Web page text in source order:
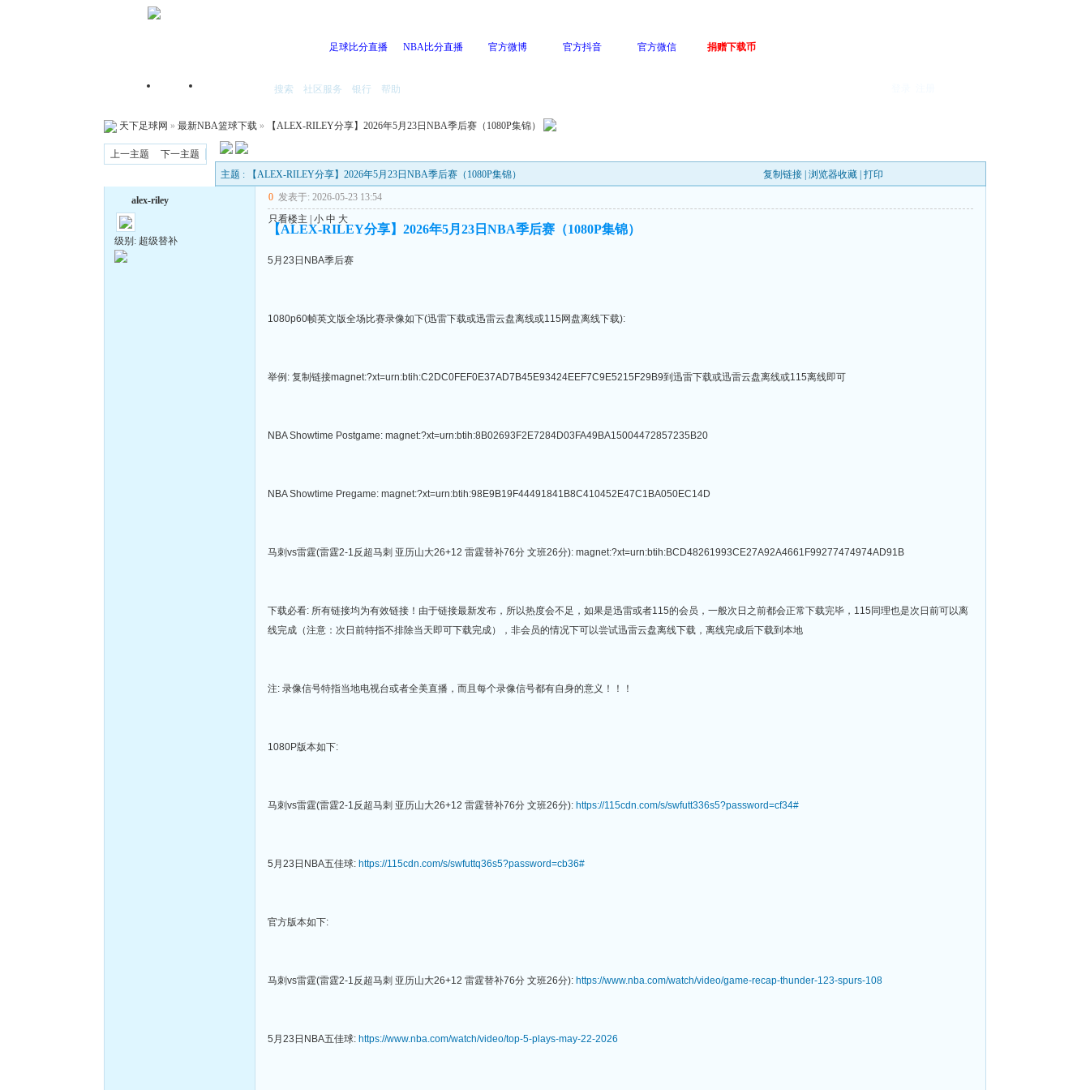
足球比分直播 NBA比分直播 官方微博 官方抖音 官方微信 捐赠下载币
首页 搜索 社区服务 银行 帮助
天下足球网 » 最新NBA篮球下载 » 【ALEX-RILEY分享】2026年5月23日NBA季后赛（1080P集锦）
上一主题
下一主题
主题 : 【ALEX-RILEY分享】2026年5月23日NBA季后赛（1080P集锦）
复制链接| 浏览器收藏| 打印
alex-riley
级别: 超级替补
0 发表于: 2026-05-23 13:54
只看楼主
小 中 大
【ALEX-RILEY分享】2026年5月23日NBA季后赛（1080P集锦）
5月23日NBA季后赛
1080p60帧英文版全场比赛录像如下(迅雷下载或迅雷云盘离线或115网盘离线下载):
举例: 复制链接magnet:?xt=urn:btih:C2DC0FEF0E37AD7B45E93424EEF7C9E5215F29B9到迅雷下载或迅雷云盘离线或115离线即可
NBA Showtime Postgame: magnet:?xt=urn:btih:8B02693F2E7284D03FA49BA15004472857235B20
NBA Showtime Pregame: magnet:?xt=urn:btih:98E9B19F44491841B8C410452E47C1BA050EC14D
马刺vs雷霆(雷霆2-1反超马刺 亚历山大26+12 雷霆替补76分 文班26分): magnet:?xt=urn:btih:BCD48261993CE27A92A4661F99277474974AD91B
下载必看: 所有链接均为有效链接！由于链接最新发布，所以热度会不足，如果是迅雷或者115的会员，一般次日之前都会正常下载完毕，115同理也是次日前可以离
线完成（注意：次日前特指不排除当天即可下载完成），非会员的情况下可以尝试迅雷云盘离线下载，离线完成后下载到本地
注: 录像信号特指当地电视台或者全美直播，而且每个录像信号都有自身的意义！！！
1080P版本如下:
马刺vs雷霆(雷霆2-1反超马刺 亚历山大26+12 雷霆替补76分 文班26分): https://115cdn.com/s/swfutt336s5?password=cf34#
5月23日NBA五佳球: https://115cdn.com/s/swfuttq36s5?password=cb36#
官方版本如下:
马刺vs雷霆(雷霆2-1反超马刺 亚历山大26+12 雷霆替补76分 文班26分): https://www.nba.com/watch/video/game-recap-thunder-123-spurs-108
5月23日NBA五佳球: https://www.nba.com/watch/video/top-5-plays-may-22-2026